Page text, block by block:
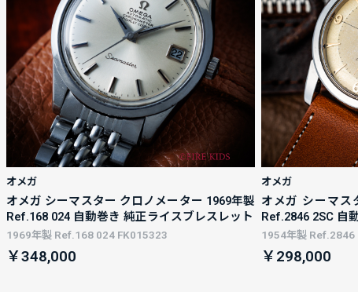
オメガ
オメガ シーマスター クロノメーター 1969年製
Ref.168 024 自動巻き 純正ライスブレスレット
1969年製 Ref.168 024 FK015323
￥348,000
オメガ
オメガ シーマス
Ref.2846 2SC 自
1954年製 Ref.2846
￥298,000